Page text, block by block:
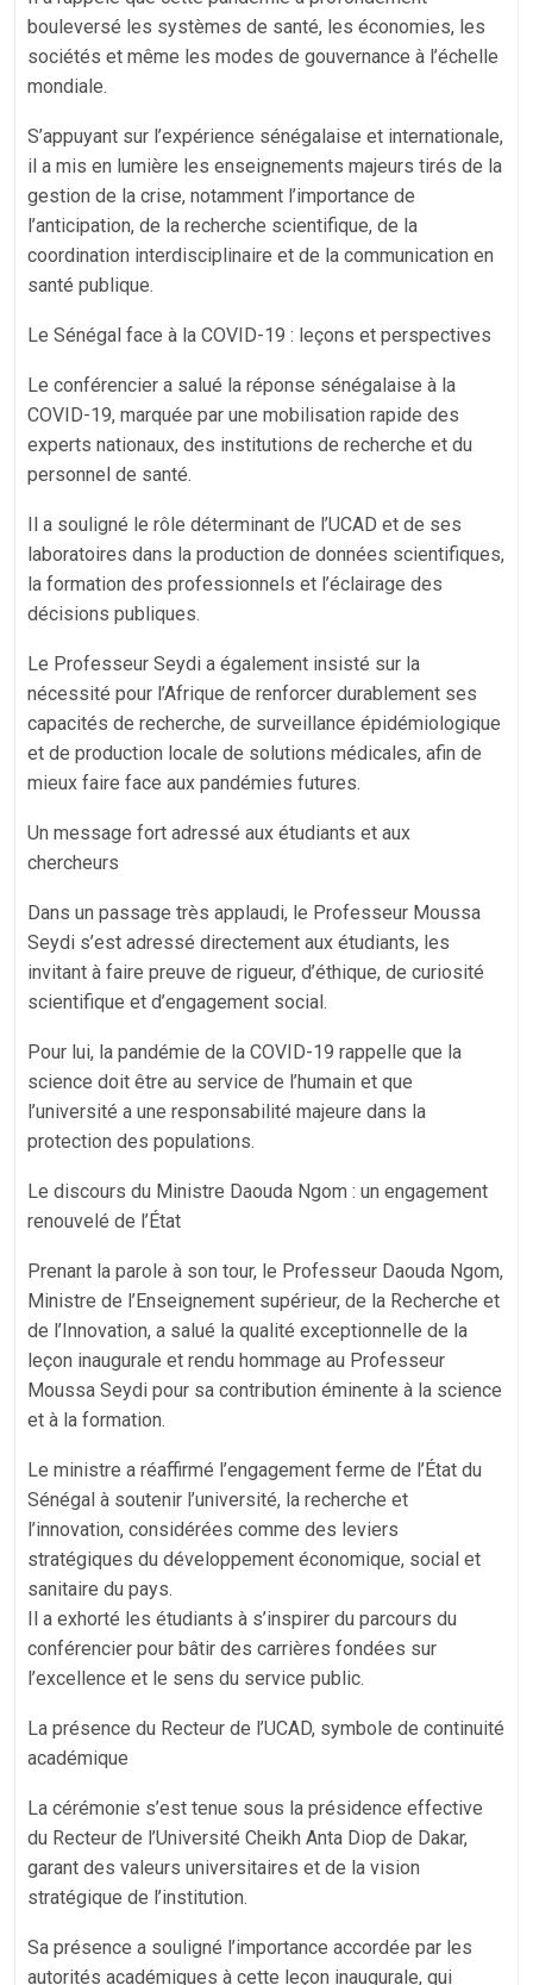
bouleversé les systèmes de santé, les économies, les
sociétés et même les modes de gouvernance à l’échelle
mondiale.
S’appuyant sur l’expérience sénégalaise et internationale,
il a mis en lumière les enseignements majeurs tirés de la
gestion de la crise, notamment l’importance de
l’anticipation, de la recherche scientifique, de la
coordination interdisciplinaire et de la communication en
santé publique.
Le Sénégal face à la COVID-19 : leçons et perspectives
Le conférencier a salué la réponse sénégalaise à la
COVID-19, marquée par une mobilisation rapide des
experts nationaux, des institutions de recherche et du
personnel de santé.
Il a souligné le rôle déterminant de l’UCAD et de ses
laboratoires dans la production de données scientifiques,
la formation des professionnels et l’éclairage des
décisions publiques.
Le Professeur Seydi a également insisté sur la
nécessité pour l’Afrique de renforcer durablement ses
capacités de recherche, de surveillance épidémiologique
et de production locale de solutions médicales, afin de
mieux faire face aux pandémies futures.
Un message fort adressé aux étudiants et aux
chercheurs
Dans un passage très applaudi, le Professeur Moussa
Seydi s’est adressé directement aux étudiants, les
invitant à faire preuve de rigueur, d’éthique, de curiosité
scientifique et d’engagement social.
Pour lui, la pandémie de la COVID-19 rappelle que la
science doit être au service de l’humain et que
l’université a une responsabilité majeure dans la
protection des populations.
Le discours du Ministre Daouda Ngom : un engagement
renouvelé de l’État
Prenant la parole à son tour, le Professeur Daouda Ngom,
Ministre de l’Enseignement supérieur, de la Recherche et
de l’Innovation, a salué la qualité exceptionnelle de la
leçon inaugurale et rendu hommage au Professeur
Moussa Seydi pour sa contribution éminente à la science
et à la formation.
Le ministre a réaffirmé l’engagement ferme de l’État du
Sénégal à soutenir l’université, la recherche et
l’innovation, considérées comme des leviers
stratégiques du développement économique, social et
sanitaire du pays.
Il a exhorté les étudiants à s’inspirer du parcours du
conférencier pour bâtir des carrières fondées sur
l’excellence et le sens du service public.
La présence du Recteur de l’UCAD, symbole de continuité
académique
La cérémonie s’est tenue sous la présidence effective
du Recteur de l’Université Cheikh Anta Diop de Dakar,
garant des valeurs universitaires et de la vision
stratégique de l’institution.
Sa présence a souligné l’importance accordée par les
autorités académiques à cette leçon inaugurale, qui